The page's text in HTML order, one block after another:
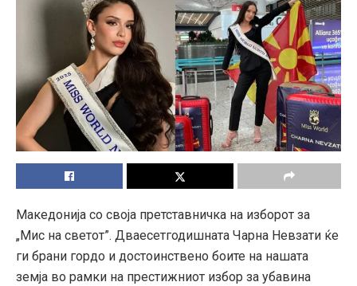
Македонија со своја претставничка на изборот за
„Мис на светот”. Дваесетгодишната Чарна Невзати ќе
ги брани гордо и достоинствено боите на нашата
земја во рамки на престижниот избор за убавина